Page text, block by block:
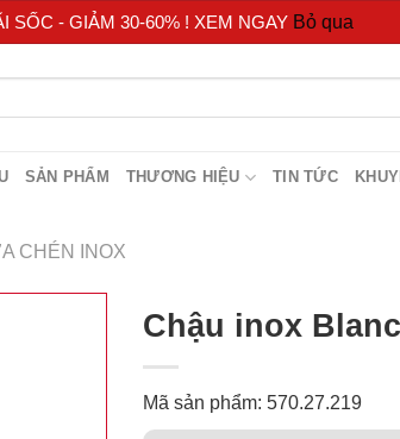
SỐC - GIẢM 30-60% ! XEM NGAY Bỏ qua
SẢN PHẨM THƯƠNG HIỆU TIN TỨC
CHÉN INOX
Chậu inox
Mã sản phẩm: 570.27.219